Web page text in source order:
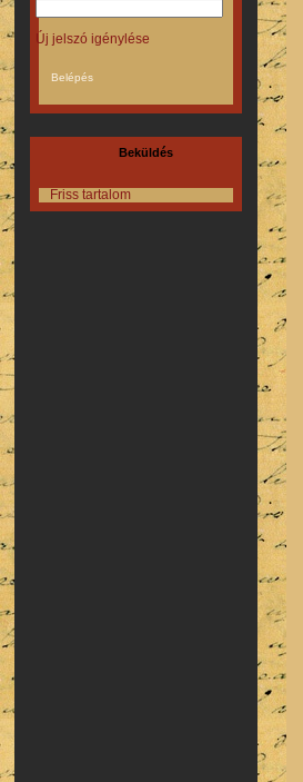
Új jelszó igénylése
Beküldés
Friss tartalom